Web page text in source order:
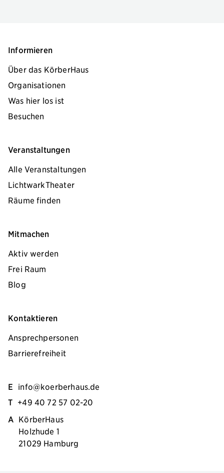
Informieren
Über das KörberHaus
Organisationen
Was hier los ist
Besuchen
Veranstaltungen
Alle Veranstaltungen
LichtwarkTheater
Räume finden
Mitmachen
Aktiv werden
Frei Raum
Blog
Kontaktieren
Ansprechpersonen
Barrierefreiheit
E info@koerberhaus.de
T +49 40 72 57 02-20
A KörberHaus
Holzhude 1
21029 Hamburg